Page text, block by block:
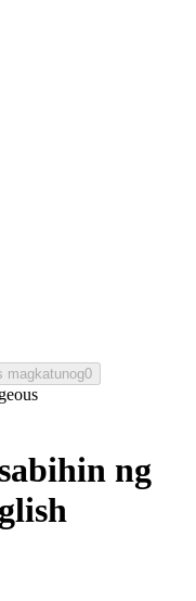
magkatunog0
ng